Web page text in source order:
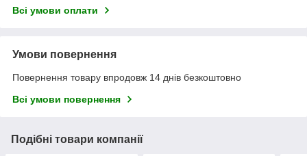
Всі умови оплати
Умови повернення
Повернення товару впродовж 14 днів безкоштовно
Всі умови повернення
Подібні товари компанії